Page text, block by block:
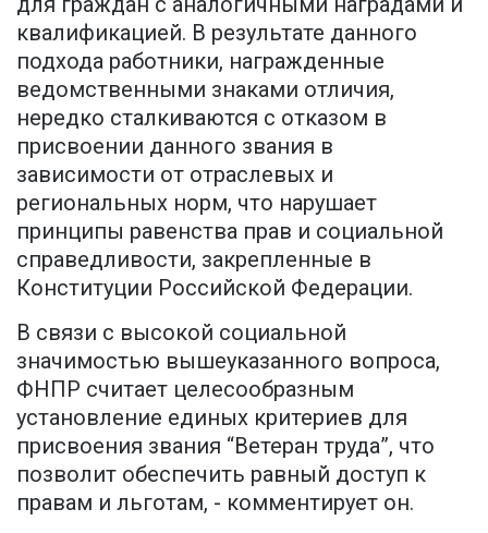
квалификацией. В результате данного
подхода работники, награжденные
ведомственными знаками отличия,
нередко сталкиваются с отказом в
присвоении данного звания в
зависимости от отраслевых и
региональных норм, что нарушает
принципы равенства прав и социальной
справедливости, закрепленные в
Конституции Российской Федерации.
В связи с высокой социальной
значимостью вышеуказанного вопроса,
ФНПР считает целесообразным
установление единых критериев для
присвоения звания “Ветеран труда”, что
позволит обеспечить равный доступ к
правам и льготам, - комментирует он.